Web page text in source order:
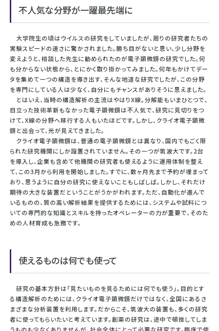
不人気な分野が一躍最先端に
大学院生の頃はウイルスの研究をしていましたが、周りの研究者たちの
実験スピードの速さに驚かされました。勝ち目がないと思い、少し分野を
変えようと、相談した先生に勧められたのが電子顕微鏡の研究でした。何
も分からない状態から、とにかく取り掛かってみました。何年もかけてデー
タを集めて一つの構造を導き出す、そんな地道な研究でしたが、この分野
を専門にしている人は少なく、自分にもチャンスがありそうに思えました。
とはいえ、当時の構造解析の主流はやはりX線。分解能もいまひとつで、
目立った技術革新もなかった電子顕微鏡は不人気で、研究に見切りをつ
けて、X線の分野へ移行する人もいたほどです。しかし、クライオ電子顕微
鏡と出会って、光が見えてきました。
クライオ電子顕微鏡は、普通の電子顕微鏡とは異なり、国内でもごく限
られた研究機関にしか設置されていません。その一つが筑波大です。2台
を導入し、企業も含めて他機関の研究者も使えるように運用体制を整え
て、この3月から利用を開始しました。すでに、数ヶ月先まで予約が埋まって
おり、思うように自分の研究に使えないこともしばしば。しかし、それだけ
期待の大きな装置だということがうかがわれます。ただ、自動化が進んで
いるものの、質の高い解析結果を提供するためには、システムや試料につ
いての専門的な知識とスキルを持ったオペレーターの力が重要で、そのた
めの人材育成も急務です。
使えるものは何でも使って
研究の基本方針は「見たいものを見るためには何でも使う」。目的とす
る構造解析のためには、クライオ電子顕微鏡だけではなく、全国にあるさ
まざまな分析装置を利用します。だからこそ、筑波大の装置も、多くの研究
者に使ってもらいたいと考えています。創薬の研究は、途中で頓挫してしま
うものも少なくありませんが、社会全体にとって必要な研究です。臨床で使